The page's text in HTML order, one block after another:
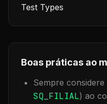
Test Types
Boas práticas ao
Sempre
SQ_FILIAL) ao